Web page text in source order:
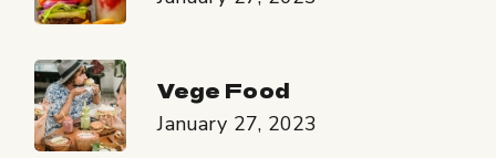
Vege Food
January 27, 2023